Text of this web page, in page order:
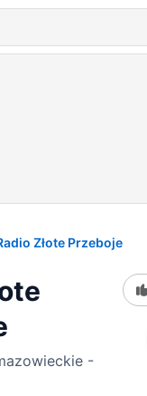
Złote Przeboje
-